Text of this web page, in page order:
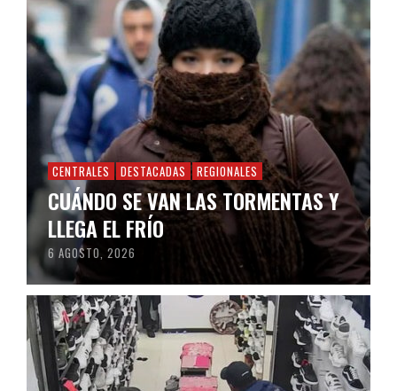
CENTRALES DESTACADAS REGIONALES
CUÁNDO SE VAN LAS TORMENTAS Y
LLEGA EL FRÍO
6 AGOSTO, 2026